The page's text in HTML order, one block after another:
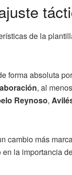
de la
forma absoluta
, al
Reynoso,
cambio más
la importancia